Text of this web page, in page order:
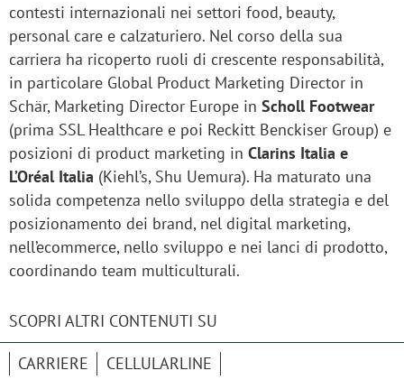
contesti internazionali nei settori food, beauty,
personal care e calzaturiero. Nel corso della sua
carriera ha ricoperto ruoli di crescente responsabilità,
in particolare Global Product Marketing Director in
Schär, Marketing Director Europe in Scholl Footwear
(prima SSL Healthcare e poi Reckitt Benckiser Group) e
posizioni di product marketing in Clarins Italia e
L’Oréal Italia (Kiehl’s, Shu Uemura). Ha maturato una
solida competenza nello sviluppo della strategia e del
posizionamento dei brand, nel digital marketing,
nell’ecommerce, nello sviluppo e nei lanci di prodotto,
coordinando team multiculturali.
SCOPRI ALTRI CONTENUTI SU
CARRIERE CELLULARLINE